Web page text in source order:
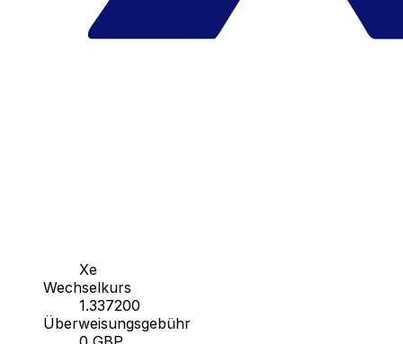
Xe
Wechselkurs
1.337200
Überweisungsgebühr